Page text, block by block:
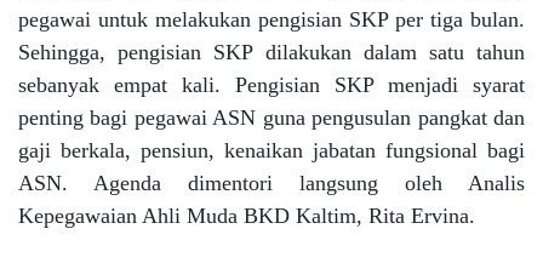
pegawai untuk melakukan pengisian SKP per tiga bulan.
Sehingga, pengisian SKP dilakukan dalam satu tahun
sebanyak empat kali. Pengisian SKP menjadi syarat
penting bagi pegawai ASN guna pengusulan pangkat dan
gaji berkala, pensiun, kenaikan jabatan fungsional bagi
ASN. Agenda dimentori langsung oleh Analis
Kepegawaian Ahli Muda BKD Kaltim, Rita Ervina.